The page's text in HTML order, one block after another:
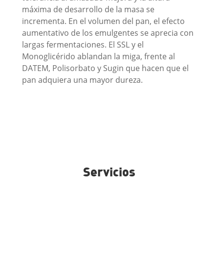
máxima de desarrollo de la masa se
incrementa. En el volumen del pan, el efecto
aumentativo de los emulgentes se aprecia con
largas fermentaciones. El SSL y el
Monoglicérido ablandan la miga, frente al
DATEM, Polisorbato y Sugin que hacen que el
pan adquiera una mayor dureza.
Servicios